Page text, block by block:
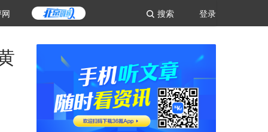
登录
搜索